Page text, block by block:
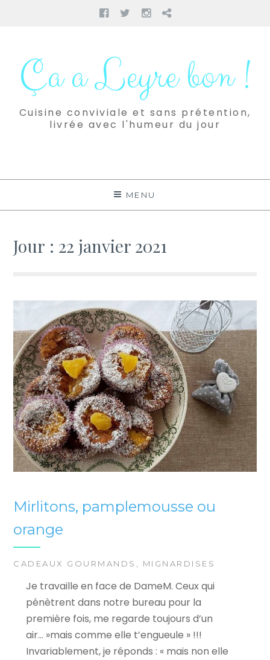
Facebook
TwitterInstagram
Pinterest
contenuÇa a Leyre bon !
Cuisine conviviale et sans prétention,
livrée avec l'humeur du jour
MENU
Jour : 22 janvier 2021
Mirlitons, pamplemousse ou
orange
CADEAUX GOURMANDS , MIGNARDISES
Je travaille en face de DameM. Ceux qui
pénètrent dans notre bureau pour la
première fois, me regarde toujours d’un
air… »mais comme elle t’engueule » !!!
Invariablement, je réponds : « mais non elle